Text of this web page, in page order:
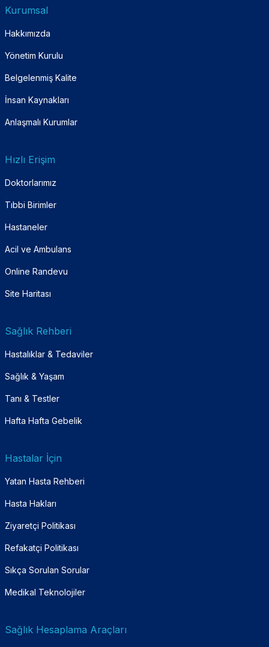
Kurumsal
Hakkımızda
Yönetim Kurulu
Belgelenmiş Kalite
İnsan Kaynakları
Anlaşmalı Kurumlar
Hızlı Erişim
Doktorlarımız
Tıbbi Birimler
Hastaneler
Acil ve Ambulans
Online Randevu
Site Haritası
Sağlık Rehberi
Hastalıklar & Tedaviler
Sağlık & Yaşam
Tanı & Testler
Hafta Hafta Gebelik
Hastalar İçin
Yatan Hasta Rehberi
Hasta Hakları
Ziyaretçi Politikası
Refakatçi Politikası
Sıkça Sorulan Sorular
Medikal Teknolojiler
Sağlık Hesaplama Araçları